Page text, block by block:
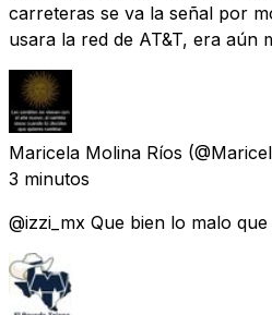
carreteras se va la señal por
usara la red de AT&T, era aún
Maricela Molina Ríos
3 minutos
@izzi_mx Que bien lo malo